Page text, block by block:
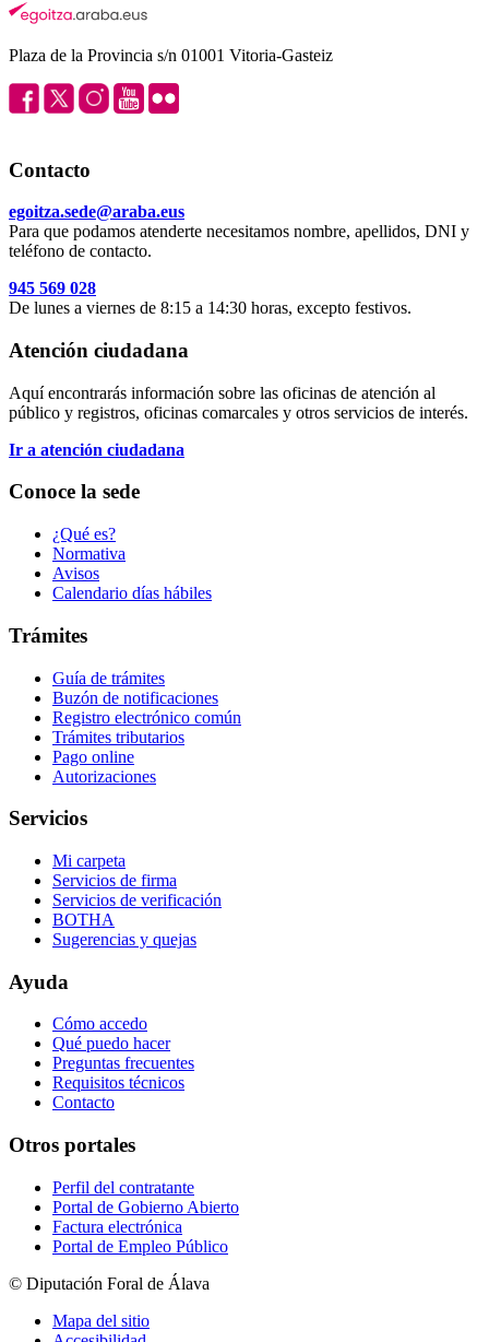
Plaza de la Provincia s/n 01001 Vitoria-Gasteiz
Contacto
egoitza.sede@araba.eus
Para que podamos atenderte necesitamos nombre, apellidos, DNI y
teléfono de contacto.
945 569 028
De lunes a viernes de 8:15 a 14:30 horas, excepto festivos.
Atención ciudadana
Aquí encontrarás información sobre las oficinas de atención al
público y registros, oficinas comarcales y otros servicios de interés.
Ir a atención ciudadana
Conoce la sede
¿Qué es?
Normativa
Avisos
Calendario días hábiles
Trámites
Guía de trámites
Buzón de notificaciones
Registro electrónico común
Trámites tributarios
Pago online
Autorizaciones
Servicios
Mi carpeta
Servicios de firma
Servicios de verificación
BOTHA
Sugerencias y quejas
Ayuda
Cómo accedo
Qué puedo hacer
Preguntas frecuentes
Requisitos técnicos
Contacto
Otros portales
Perfil del contratante
Portal de Gobierno Abierto
Factura electrónica
Portal de Empleo Público
© Diputación Foral de Álava
Mapa del sitio